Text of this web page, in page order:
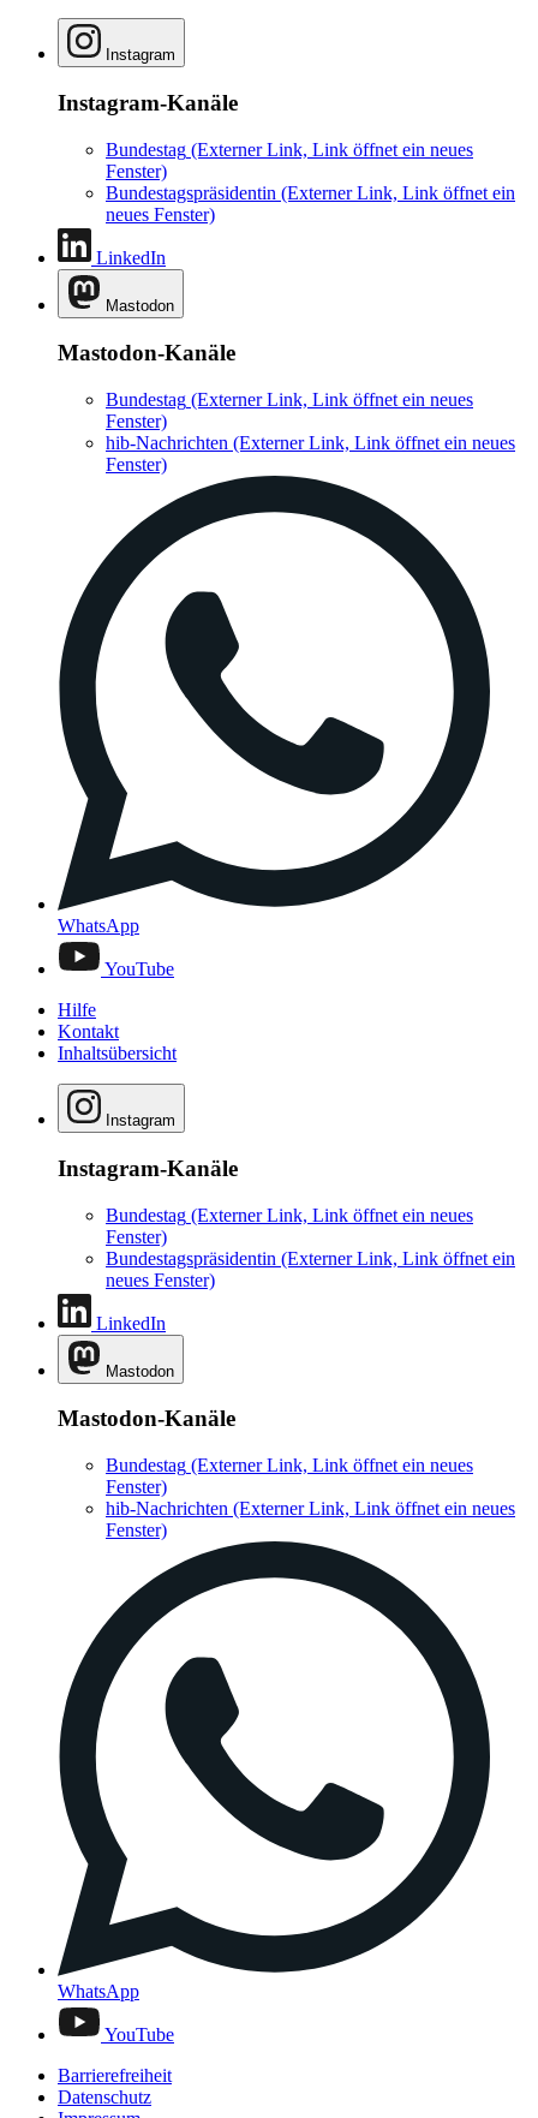
Instagram
Instagram-Kanäle
Bundestag (Externer Link, Link öffnet ein neues
Fenster)
Bundestagspräsidentin (Externer Link, Link öffnet ein
neues Fenster)
LinkedIn
Mastodon
Mastodon-Kanäle
Bundestag (Externer Link, Link öffnet ein neues
Fenster)
hib-Nachrichten (Externer Link, Link öffnet ein neues
Fenster)
WhatsApp
YouTube
Hilfe
Kontakt
Inhaltsübersicht
Instagram
Instagram-Kanäle
Bundestag (Externer Link, Link öffnet ein neues
Fenster)
Bundestagspräsidentin (Externer Link, Link öffnet ein
neues Fenster)
LinkedIn
Mastodon
Mastodon-Kanäle
Bundestag (Externer Link, Link öffnet ein neues
Fenster)
hib-Nachrichten (Externer Link, Link öffnet ein neues
Fenster)
WhatsApp
YouTube
Barrierefreiheit
Datenschutz